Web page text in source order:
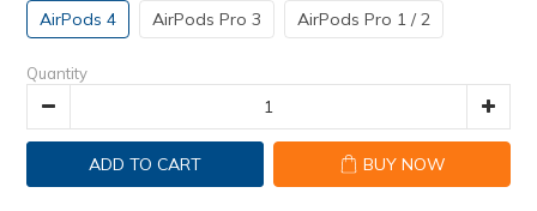
AirPods 4 AirPods Pro 3 AirPods Pro 1 / 2
Quantity
ADD TO CART BUY NOW